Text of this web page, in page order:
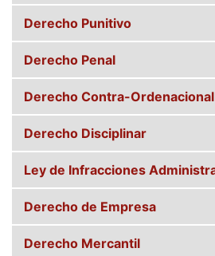
Derecho Punitivo
Derecho Penal
Derecho Contra-Ordenacional
Derecho Disciplinar
Ley de Infracciones
Derecho de Empresa
Derecho Mercantil